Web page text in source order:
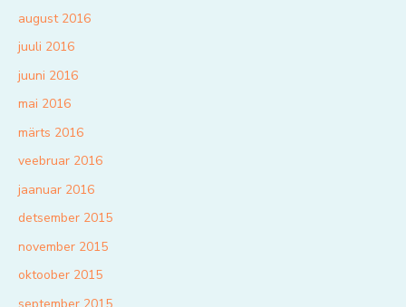
august 2016
juuli 2016
juuni 2016
mai 2016
märts 2016
veebruar 2016
jaanuar 2016
detsember 2015
november 2015
oktoober 2015